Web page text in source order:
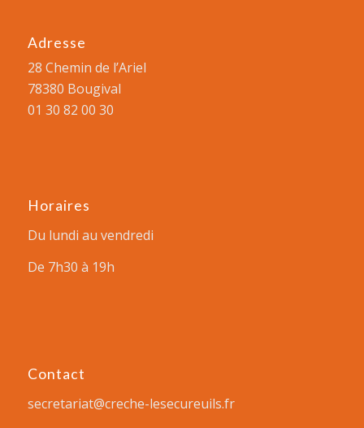
Adresse
28 Chemin de l’Ariel
78380 Bougival
01 30 82 00 30
Horaires
Du lundi au vendredi
De 7h30 à 19h
Contact
secretariat@creche-lesecureuils.fr